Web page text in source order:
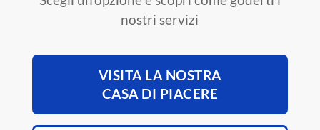
nostri servizi
VISITA LA NOSTRA
CASA DI PIACERE